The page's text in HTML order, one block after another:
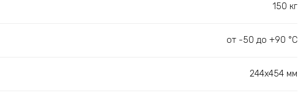
150 кг
от -50 до +90 °С
244х454 мм